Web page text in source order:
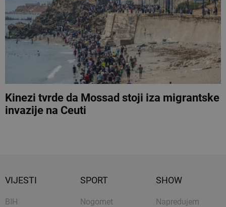
Kinezi tvrde da Mossad stoji iza migrantske
invazije na Ceuti
VIJESTI
BIH
SPORT
Nogomet
SHOW
Napredujem